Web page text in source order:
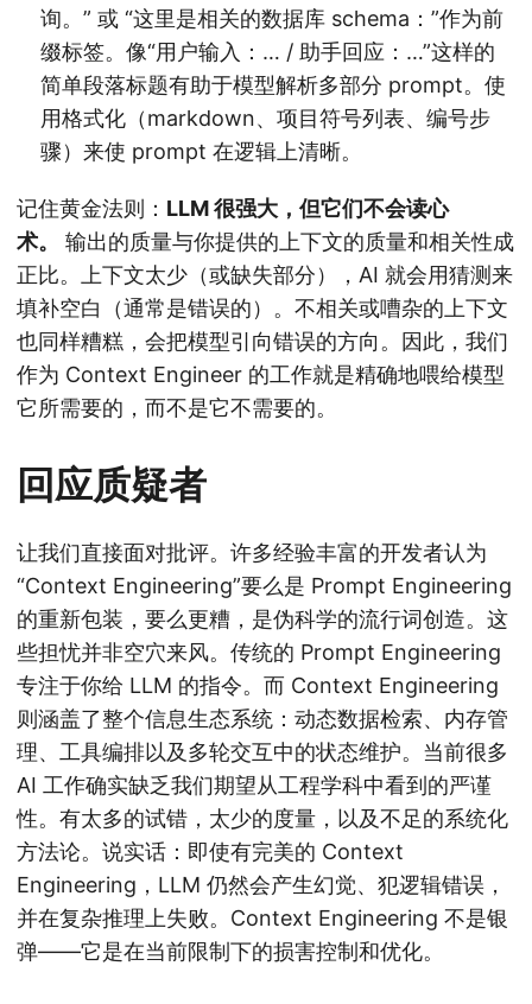
询。” 或 “这里是相关的数据库 schema：”作为前
缀标签。像“用户输入：… / 助手回应：…”这样的
简单段落标题有助于模型解析多部分 prompt。使
用格式化（markdown、项目符号列表、编号步
骤）来使 prompt 在逻辑上清晰。
记住黄金法则： LLM 很强大，但它们不会读心
术。
输出的质量与你提供的上下文的质量和相关性成
正比。上下文太少（或缺失部分），AI 就会用猜测来
填补空白（通常是错误的）。不相关或嘈杂的上下文
也同样糟糕，会把模型引向错误的方向。因此，我们
作为 Context Engineer 的工作就是精确地喂给模型
它所需要的，而不是它不需要的。
回应质疑者
让我们直接面对批评。许多经验丰富的开发者认为
“Context Engineering”要么是 Prompt Engineering
的重新包装，要么更糟，是伪科学的流行词创造。这
些担忧并非空穴来风。传统的 Prompt Engineering
专注于你给 LLM 的指令。而 Context Engineering
则涵盖了整个信息生态系统：动态数据检索、内存管
理、工具编排以及多轮交互中的状态维护。当前很多
AI 工作确实缺乏我们期望从工程学科中看到的严谨
性。有太多的试错，太少的度量，以及不足的系统化
方法论。说实话：即使有完美的 Context
Engineering，LLM 仍然会产生幻觉、犯逻辑错误，
并在复杂推理上失败。Context Engineering 不是银
弹——它是在当前限制下的损害控制和优化。